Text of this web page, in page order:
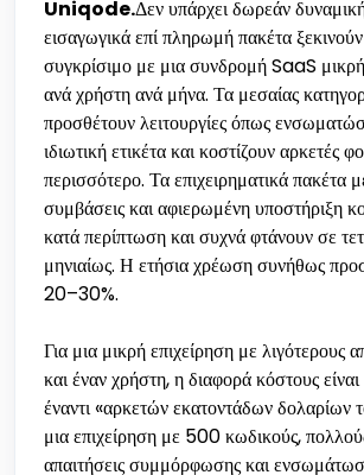
Uniqode.Δεν υπάρχει δωρεάν
εισαγωγικά επί πληρωμή πακέτα
συγκρίσιμο με μια συνδρομή SaaS
ανά χρήστη ανά μήνα. Τα μεσαίας
προσθέτουν λειτουργίες όπως
ιδιωτική ετικέτα και κοστίζουν αρκετές
περισσότερο. Τα επιχειρηματικά πακέτα
συμβάσεις και αφιερωμένη υποστήριξη
κατά περίπτωση και συχνά φτάνουν σε
μηνιαίως. Η ετήσια χρέωση συνήθως
20–30%.
Για μια μικρή επιχείρηση με λιγότερους
και έναν χρήστη, η διαφορά κόστους
έναντι «αρκετών εκατοντάδων δολαρίων
μια επιχείρηση με 500 κωδικούς,
απαιτήσεις συμμόρφωσης και